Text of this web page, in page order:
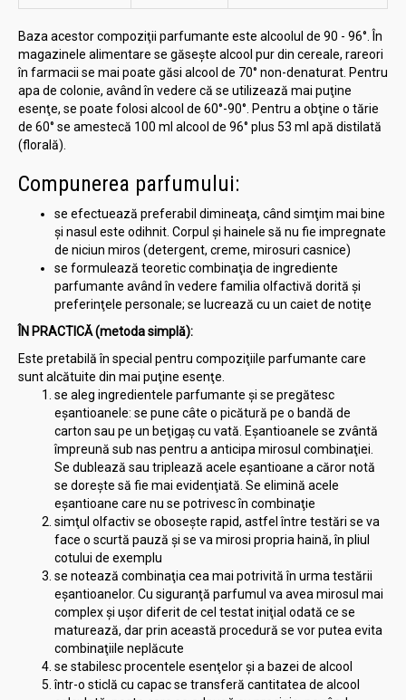
Baza acestor compoziţii parfumante este alcoolul de 90 - 96°. În
magazinele alimentare se găseşte alcool pur din cereale, rareori
în farmacii se mai poate găsi alcool de 70° non-denaturat. Pentru
apa de colonie, având în vedere că se utilizează mai puţine
esenţe, se poate folosi alcool de 60°-90°. Pentru a obţine o tărie
de 60° se amestecă 100 ml alcool de 96° plus 53 ml apă distilată
(florală).
Compunerea parfumului:
se efectuează preferabil dimineaţa, când simţim mai bine
şi nasul este odihnit. Corpul şi hainele să nu fie impregnate
de niciun miros (detergent, creme, mirosuri casnice)
se formulează teoretic combinaţia de ingrediente
parfumante având în vedere familia olfactivă dorită şi
preferinţele personale; se lucrează cu un caiet de notiţe
ÎN PRACTICĂ (metoda simplă):
Este pretabilă în special pentru compoziţiile parfumante care
sunt alcătuite din mai puţine esenţe.
se aleg ingredientele parfumante şi se pregătesc
eşantioanele: se pune câte o picătură pe o bandă de
carton sau pe un beţigaş cu vată. Eşantioanele se zvântă
împreună sub nas pentru a anticipa mirosul combinaţiei.
Se dublează sau triplează acele eşantioane a căror notă
se doreşte să fie mai evidenţiată. Se elimină acele
eşantioane care nu se potrivesc în combinaţie
simţul olfactiv se oboseşte rapid, astfel între testări se va
face o scurtă pauză şi se va mirosi propria haină, în pliul
cotului de exemplu
se notează combinaţia cea mai potrivită în urma testării
eşantioanelor. Cu siguranţă parfumul va avea mirosul mai
complex şi uşor diferit de cel testat iniţial odată ce se
maturează, dar prin această procedură se vor putea evita
combinaţiile neplăcute
se stabilesc procentele esenţelor şi a bazei de alcool
într-o sticlă cu capac se transferă cantitatea de alcool